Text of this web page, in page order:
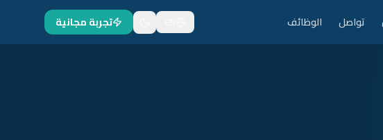
تواصل الوظائف تجربة مجانية